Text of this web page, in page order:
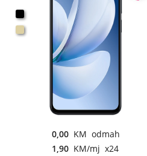
0,00 KM odmah
1,90 KM/mj x24